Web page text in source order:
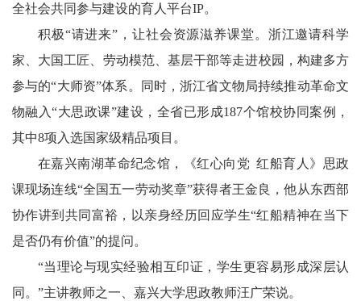
全社会共同参与建设的育人平台IP。
积极“请进来”，让社会资源滋养课堂。浙江邀请科学
家、大国工匠、劳动模范、基层干部等走进校园，构建多方
参与的“大师资”体系。同时，浙江省文物局持续推动革命文
物融入“大思政课”建设，全省已形成187个馆校协同案例，
其中8项入选国家级精品项目。
在嘉兴南湖革命纪念馆，《红心向党 红船育人》思政
课现场连线“全国五一劳动奖章”获得者王金良，他从东西部
协作讲到共同富裕，以亲身经历回应学生“红船精神在当下
是否仍有价值”的提问。
“当理论与现实经验相互印证，学生更容易形成深层认
同。”主讲教师之一、嘉兴大学思政教师汪广荣说。